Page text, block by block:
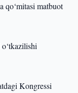
matbuot
Kongressi